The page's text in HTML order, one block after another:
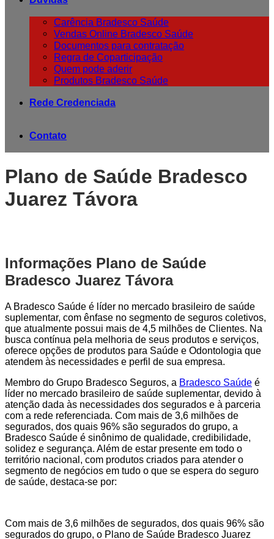
Carência Bradesco Saúde
Vendas Online Bradesco Saúde
Documentos para contratação
Regra de Coparticipação
Quem pode aderir
Produtos Bradesco Saúde
Rede Credenciada
Contato
Plano de Saúde Bradesco
Juarez Távora
Informações Plano de Saúde
Bradesco Juarez Távora
A Bradesco Saúde é líder no mercado brasileiro de saúde
suplementar, com ênfase no segmento de seguros coletivos,
que atualmente possui mais de 4,5 milhões de Clientes. Na
busca contínua pela melhoria de seus produtos e serviços,
oferece opções de produtos para Saúde e Odontologia que
atendem às necessidades e perfil de sua empresa.
Membro do Grupo Bradesco Seguros, a Bradesco Saúde é
líder no mercado brasileiro de saúde suplementar, devido à
atenção dada às necessidades dos segurados e à parceria
com a rede referenciada. Com mais de 3,6 milhões de
segurados, dos quais 96% são segurados do grupo, a
Bradesco Saúde é sinônimo de qualidade, credibilidade,
solidez e segurança. Além de estar presente em todo o
território nacional, com produtos criados para atender o
segmento de negócios em tudo o que se espera do seguro
de saúde, destaca-se por:
Com mais de 3,6 milhões de segurados, dos quais 96% são
segurados do grupo, o Plano de Saúde Bradesco Juarez